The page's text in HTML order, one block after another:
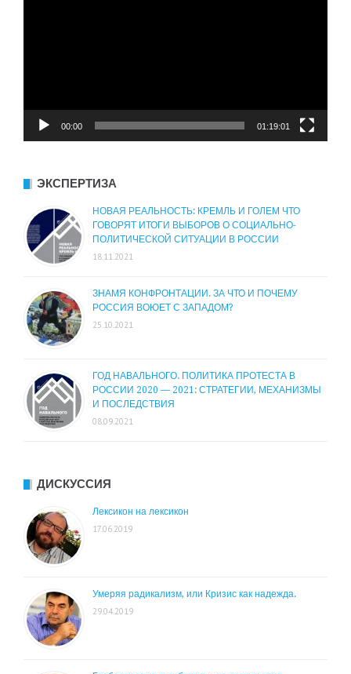
00:00 01:19:01
ЭКСПЕРТИЗА
НОВАЯ РЕАЛЬНОСТЬ: КРЕМЛЬ И ГОЛЕМ ЧТО
ГОВОРЯТ ИТОГИ ВЫБОРОВ О СОЦИАЛЬНО-
ПОЛИТИЧЕСКОЙ СИТУАЦИИ В РОССИИ
18.11.2021
ЗНАМЯ КОНФРОНТАЦИИ. ЗА ЧТО И ПОЧЕМУ
РОССИЯ ВОЮЕТ С ЗАПАДОМ?
25.10.2021
ГОД НАВАЛЬНОГО. ПОЛИТИКА ПРОТЕСТА В
РОССИИ 2020 — 2021: СТРАТЕГИИ, МЕХАНИЗМЫ
И ПОСЛЕДСТВИЯ
08.09.2021
ДИСКУССИЯ
Лексикон на лексикон
17.06.2019
Умеряя радикализм, или Кризис как надежда.
29.04.2019